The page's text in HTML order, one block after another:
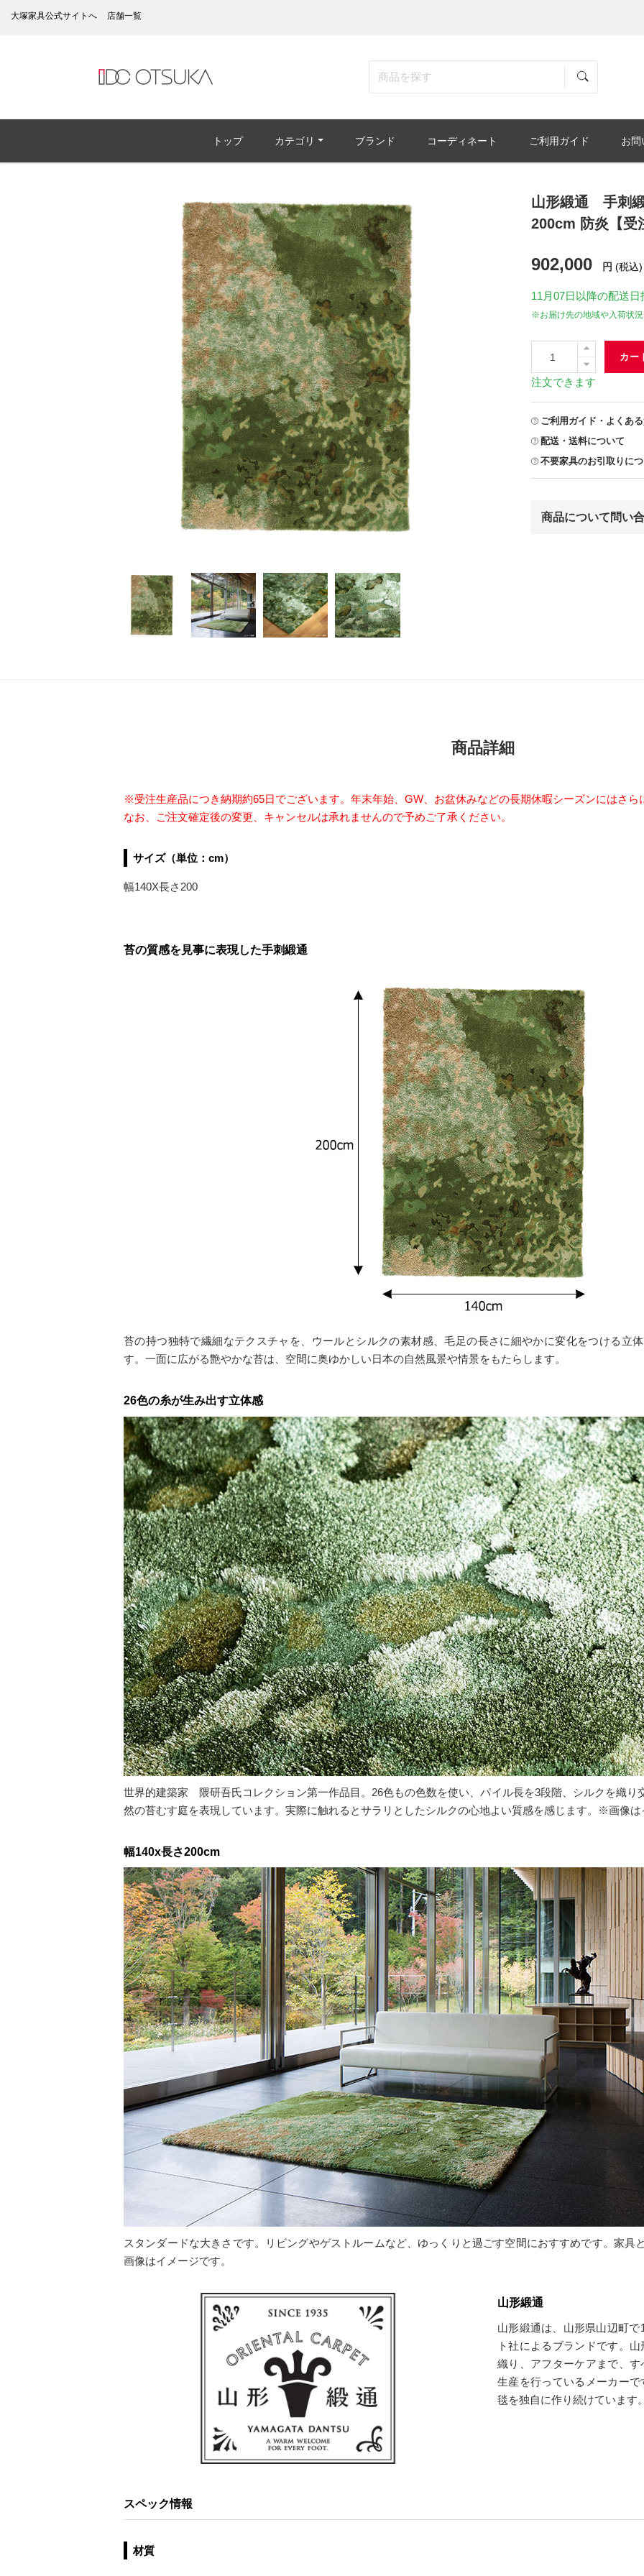
大塚家具公式サイトへ 店舗一覧
トップ カテゴリ ブランド コーディネート ご利用ガイド お問
山形緞通 手刺
200cm 防炎【受
902,000 円 (税込)
11月07日 以降の配送
※お届け先の地域や入荷状
カー
注文できます
ご利用ガイド・よくあ
配送・送料について
不要家具のお引取りに
商品について問い
商品詳細
※受注生産品につき納期約65日でございます。年末年始、GW、お盆休みなどの長期休暇シーズンにはさら
なお、ご注文確定後の変更、キャンセルは承れませんので予めご了承ください。
サイズ（単位：cm）
幅140X長さ200
苔の質感を見事に表現した手刺緞通
苔の持つ独特で繊細なテクスチャを、ウールとシルクの素材感、毛足の長さに細やかに変化をつける立
す。一面に広がる艶やかな苔は、空間に奥ゆかしい日本の自然風景や情景をもたらします。
26色の糸が生み出す立体感
世界的建築家 隈研吾氏コレクション第一作品目。26色もの色数を使い、パイル長を3段階、シルクを織り
然の苔むす庭を表現しています。実際に触れるとサラリとしたシルクの心地よい質感を感じます。※画像は
幅140x長さ200cm
スタンダードな大きさです。リビングやゲストルームなど、ゆっくりと過ごす空間におすすめです。家
画像はイメージです。
山形緞通
山形緞通は、山形県山辺町
ト社によるブランドです。
織り、アフターケアまで、
生産を行っているメーカー
毯を独自に作り続けています。
スペック情報
材質